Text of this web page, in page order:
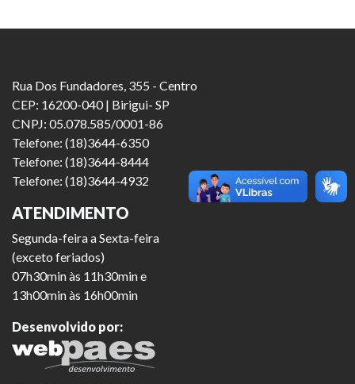
Rua Dos Fundadores, 355 - Centro
CEP: 16200-040 | Birigui- SP
CNPJ: 05.078.585/0001-86
Telefone: (18)3644-6350
Telefone: (18)3644-8444
Telefone: (18)3644-4932
ATENDIMENTO
Segunda-feira a Sexta-feira
(exceto feriados)
07h30min às 11h30min e
13h00min às 16h00min
Desenvolvido por: